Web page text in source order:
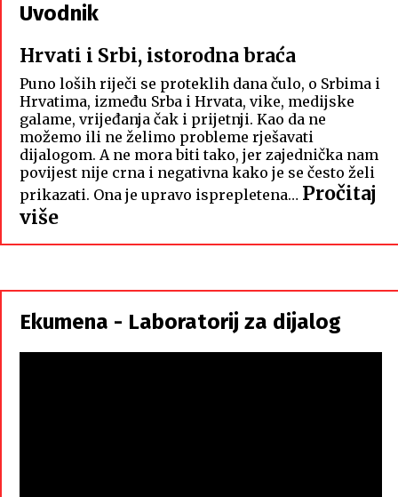
Uvodnik
Hrvati i Srbi, istorodna braća
Puno loših riječi se proteklih dana čulo, o Srbima i
Hrvatima, između Srba i Hrvata, vike, medijske
galame, vrijeđanja čak i prijetnji. Kao da ne
možemo ili ne želimo probleme rješavati
dijalogom. A ne mora biti tako, jer zajednička nam
povijest nije crna i negativna kako je se često želi
prikazati. Ona je upravo isprepletena… Pročitaj
više:
Hrvati
Srbi,
istorodna
braća
Ekumena - Laboratorij za dijalog